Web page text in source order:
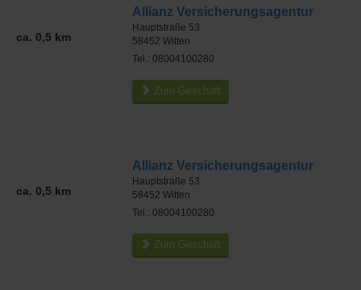
ca. 0,5 km
Allianz Versicherungsagentur
Hauptstraße 53
58452 Witten
Tel.: 08004100280
Zum Geschäft
ca. 0,5 km
Allianz Versicherungsagentur
Hauptstraße 53
58452 Witten
Tel.: 08004100280
Zum Geschäft